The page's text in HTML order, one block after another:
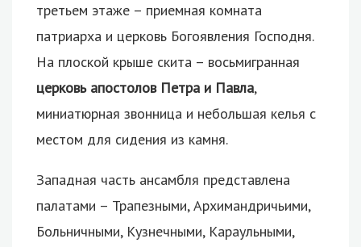
третьем этаже – приемная комната
патриарха и церковь Богоявления Господня.
На плоской крыше скита – восьмигранная
церковь апостолов Петра и Павла,
миниатюрная звонница и небольшая келья с
местом для сидения из камня.
Западная часть ансамбля представлена
палатами – Трапезными, Архимандричьими,
Больничными, Кузнечными, Караульными,